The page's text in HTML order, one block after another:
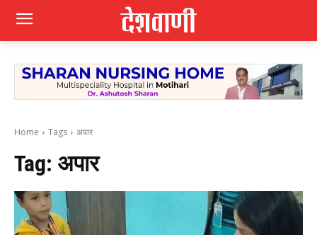
Home Tags अपार
Tag: अपार